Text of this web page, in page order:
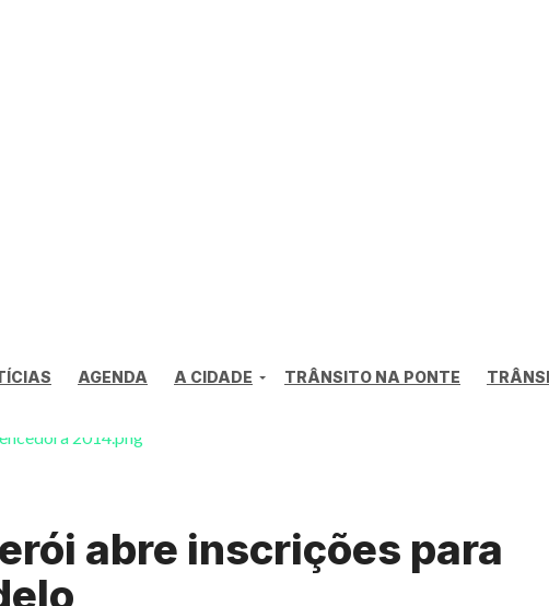
AGENDA A CIDADE TRÂNSITO NA PONTE
abre inscrições para